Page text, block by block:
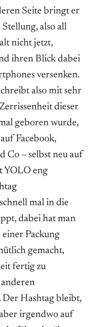
Seite bringt er
also all
nicht jetzt,
ihren Blick dabei
versenken.
also mit sehr
dieser
geboren wurde,
Facebook,
Co – selbst neu auf
YOLO eng
mal in die
dabei hat man
Packung
gemacht,
fertig zu
Hashtag bleibt,
irgendwo auf